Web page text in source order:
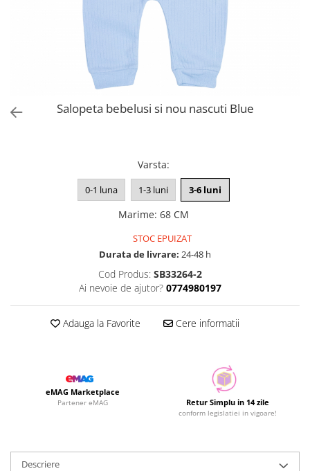
Salopeta bebelusi si nou nascuti Blue
Varsta:
0-1 luna 1-3 luni 3-6 luni
Marime: 68 CM
STOC EPUIZAT
Durata de livrare: 24-48 h
Cod Produs: SB33264-2
Ai nevoie de ajutor? 0774980197
Adauga la Favorite Cere informatii
eMAG Marketplace
Partener eMAG Retur Simplu in 14 zile
conform legislatiei in vigoare!
Descriere